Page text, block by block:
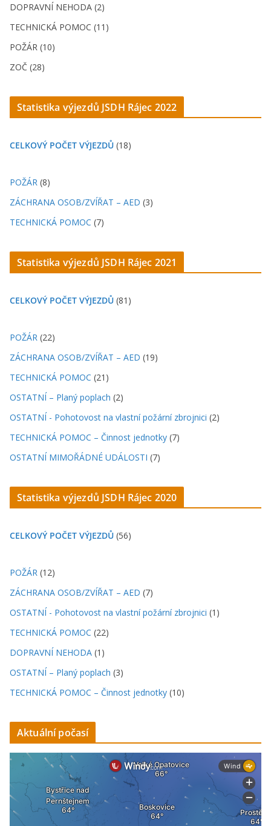
DOPRAVNÍ NEHODA (2)
TECHNICKÁ POMOC (11)
POŽÁR (10)
ZOČ (28)
Statistika výjezdů JSDH Rájec 2022
CELKOVÝ POČET VÝJEZDŮ (18)
POŽÁR (8)
ZÁCHRANA OSOB/ZVÍŘAT – AED (3)
TECHNICKÁ POMOC (7)
Statistika výjezdů JSDH Rájec 2021
CELKOVÝ POČET VÝJEZDŮ (81)
POŽÁR (22)
ZÁCHRANA OSOB/ZVÍŘAT – AED (19)
TECHNICKÁ POMOC (21)
OSTATNÍ – Planý poplach (2)
OSTATNÍ - Pohotovost na vlastní požární zbrojnici (2)
TECHNICKÁ POMOC – Činnost jednotky (7)
OSTATNÍ MIMOŘÁDNÉ UDÁLOSTI (7)
Statistika výjezdů JSDH Rájec 2020
CELKOVÝ POČET VÝJEZDŮ (56)
POŽÁR (12)
ZÁCHRANA OSOB/ZVÍŘAT – AED (7)
OSTATNÍ - Pohotovost na vlastní požární zbrojnici (1)
TECHNICKÁ POMOC (22)
DOPRAVNÍ NEHODA (1)
OSTATNÍ – Planý poplach (3)
TECHNICKÁ POMOC – Činnost jednotky (10)
Aktuální počasí